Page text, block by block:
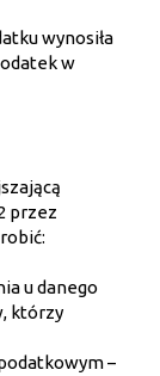
wynosiła
w
przez
u danego
którzy
–